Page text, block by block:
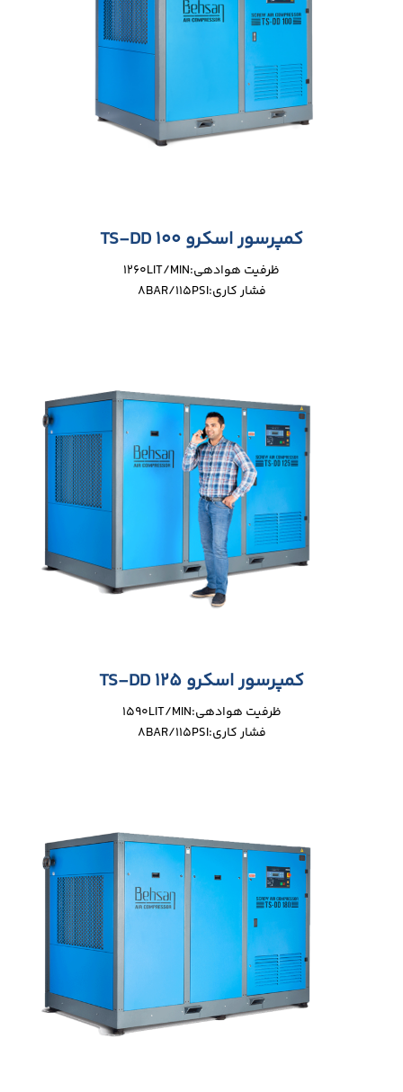
کمپرسور اسکرو TS-DD 100
ظرفیت هوادهی:1260LIT/MIN
فشار کاری:8BAR/115PSI
کمپرسور اسکرو TS-DD 125
ظرفیت هوادهی:1590LIT/MIN
فشار کاری:8BAR/115PSI